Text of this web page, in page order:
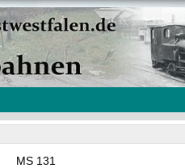
MS 131